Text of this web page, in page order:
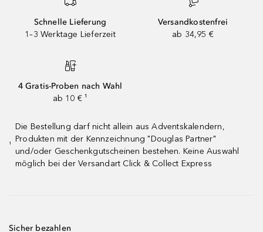
Schnelle Lieferung
1–3 Werktage Lieferzeit
Versandkostenfrei
ab 34,95 €
4 Gratis-Proben nach Wahl
ab 10 € ¹
¹
Die Bestellung darf nicht allein aus Adventskalendern,
Produkten mit der Kennzeichnung "Douglas Partner"
und/oder Geschenkgutscheinen bestehen. Keine Auswahl
möglich bei der Versandart Click & Collect Express
Sicher bezahlen